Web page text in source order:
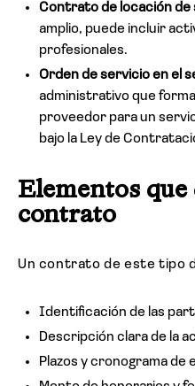
Contrato de locación de
amplio, puede incluir
profesionales.
Orden de servicio en el
administrativo que
proveedor para un
bajo la Ley de
Elementos
contrato
Un contrato de este tipo
Identificación de las
Descripción clara de la
Plazos y cronograma de